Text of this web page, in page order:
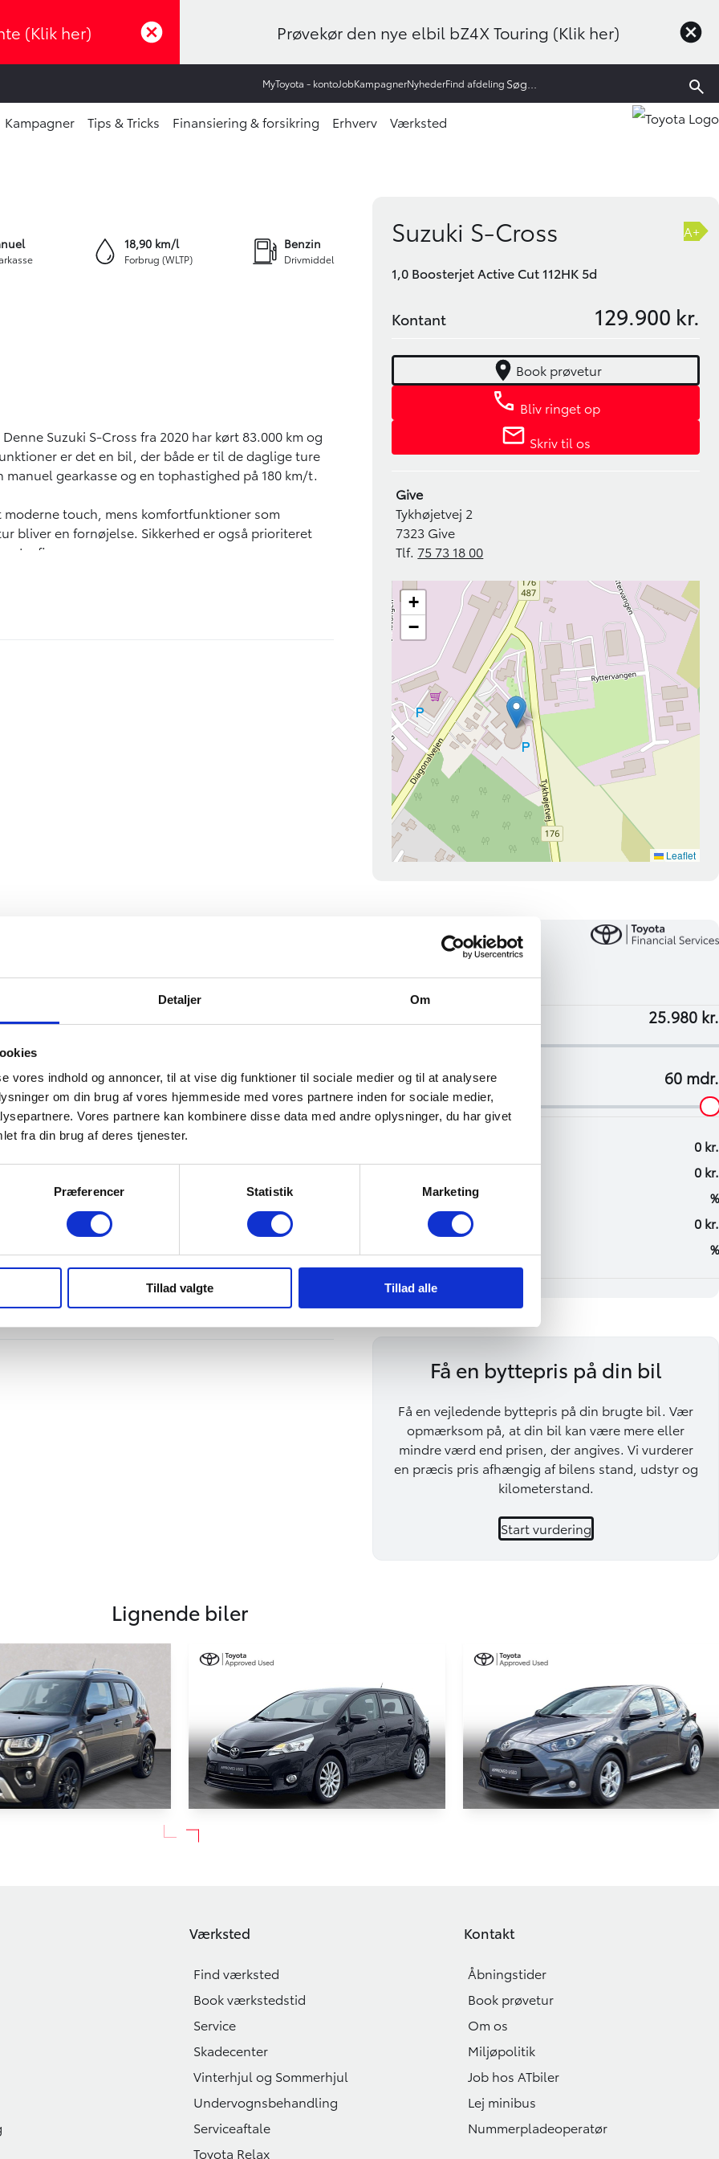
Detaljer Om
vores indhold og annoncer, til at vise dig funktioner til sociale medier og til at analysere
om din brug af vores hjemmeside med vores partnere inden for sociale medier,
Vores partnere kan kombinere disse data med andre oplysninger, du har givet
fra din brug af deres tjenester.
Præferencer Statistik Marketing
Tillad valgte Tillad alle
(Klik her) Prøvekør den nye elbil bZ4X Touring (Klik her)
MyToyota - kontoJobKampagnerNyhederFind afdeling
Kampagner Tips & Tricks Finansiering & forsikring Erhverv Værksted
Forbrug (WLTP)
18,90 km/l
Drivmiddel
Benzin
Suzuki S-Cross fra 2020 har kørt 83.000 km og
er det en bil, der både er til de daglige ture
gearkasse og en tophastighed på 180 km/t.
touch, mens komfortfunktioner som
bliver en fornøjelse. Sikkerhed er også prioriteret
Isofix.
Bilen kan ses i Give. Kom forbi og oplev
og type
metal
Suzuki S-Cross
1,0 Boosterjet Active Cut 112HK 5d
A+
Kontant 129.900 kr.
Book prøvetur
Bliv ringet op
Skriv til os
Give
Tykhøjetvej 2
7323 Give
Tlf. 75 73 18 00
Få en byttepris på din bil
Få en vejledende byttepris på din brugte bil. Vær
opmærksom på, at din bil kan være mere eller
mindre værd end prisen, der angives. Vi vurderer
en præcis pris afhængig af bilens stand, udstyr og
kilometerstand.
Start vurdering
Lignende biler
Toyota Verso
BENZIN
BENZIN
Værksted
Find værksted
Book værkstedstid
Service
Skadecenter
Vinterhjul og Sommerhjul
Undervognsbehandling
Serviceaftale
Toyota Relax
Kontakt
Åbningstider
Book prøvetur
Om os
Miljøpolitik
Job hos ATbiler
Lej minibus
Nummerpladeoperatør